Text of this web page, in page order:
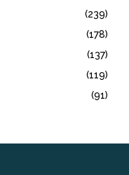
(239)
(178)
(137)
(119)
(91)